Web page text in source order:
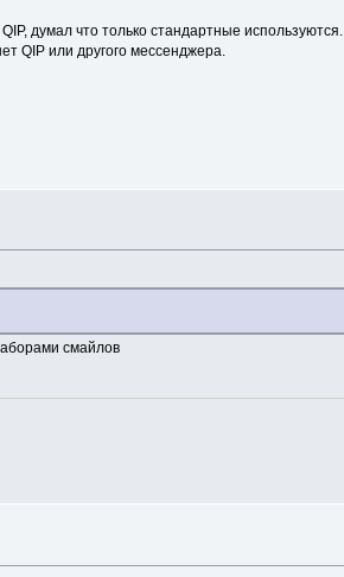
думал что только стандартные используются.
QIP или другого мессенджера.
смайлов